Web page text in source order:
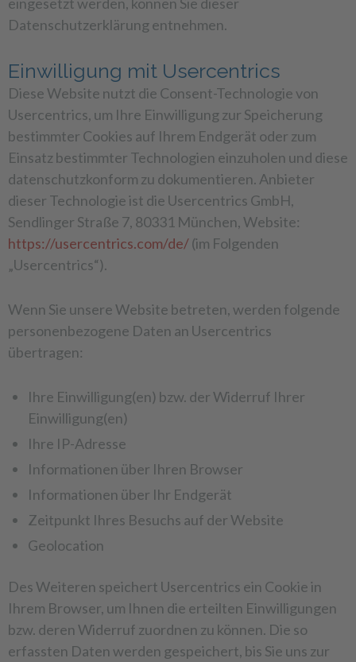
eingesetzt werden, können Sie dieser
Datenschutzerklärung entnehmen.
Einwilligung mit Usercentrics
Diese Website nutzt die Consent-Technologie von
Usercentrics, um Ihre Einwilligung zur Speicherung
bestimmter Cookies auf Ihrem Endgerät oder zum
Einsatz bestimmter Technologien einzuholen und diese
datenschutzkonform zu dokumentieren. Anbieter
dieser Technologie ist die Usercentrics GmbH,
Sendlinger Straße 7, 80331 München, Website:
https://usercentrics.com/de/(im Folgenden
„Usercentrics“).
Wenn Sie unsere Website betreten, werden folgende
personenbezogene Daten an Usercentrics
übertragen:
Ihre Einwilligung(en) bzw. der Widerruf Ihrer
Einwilligung(en)
Ihre IP-Adresse
Informationen über Ihren Browser
Informationen über Ihr Endgerät
Zeitpunkt Ihres Besuchs auf der Website
Geolocation
Des Weiteren speichert Usercentrics ein Cookie in
Ihrem Browser, um Ihnen die erteilten Einwilligungen
bzw. deren Widerruf zuordnen zu können. Die so
erfassten Daten werden gespeichert, bis Sie uns zur